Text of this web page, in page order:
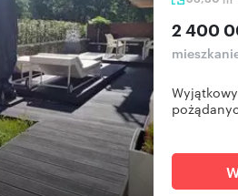
2 400